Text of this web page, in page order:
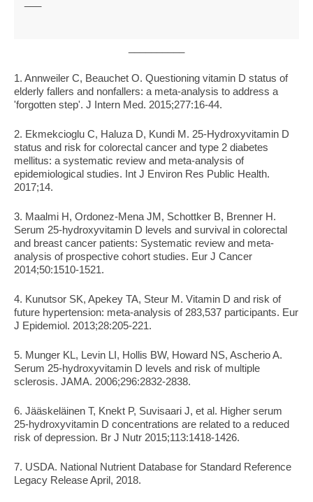
1. Annweiler C, Beauchet O. Questioning vitamin D status of
elderly fallers and nonfallers: a meta-analysis to address a
'forgotten step'. J Intern Med. 2015;277:16-44.
2. Ekmekcioglu C, Haluza D, Kundi M. 25-Hydroxyvitamin D
status and risk for colorectal cancer and type 2 diabetes
mellitus: a systematic review and meta-analysis of
epidemiological studies. Int J Environ Res Public Health.
2017;14.
3. Maalmi H, Ordonez-Mena JM, Schottker B, Brenner H.
Serum 25-hydroxyvitamin D levels and survival in colorectal
and breast cancer patients: Systematic review and meta-
analysis of prospective cohort studies. Eur J Cancer
2014;50:1510-1521.
4. Kunutsor SK, Apekey TA, Steur M. Vitamin D and risk of
future hypertension: meta-analysis of 283,537 participants. Eur
J Epidemiol. 2013;28:205-221.
5. Munger KL, Levin LI, Hollis BW, Howard NS, Ascherio A.
Serum 25-hydroxyvitamin D levels and risk of multiple
sclerosis. JAMA. 2006;296:2832-2838.
6. Jääskeläinen T, Knekt P, Suvisaari J, et al. Higher serum
25-hydroxyvitamin D concentrations are related to a reduced
risk of depression. Br J Nutr 2015;113:1418-1426.
7. USDA. National Nutrient Database for Standard Reference
Legacy Release April, 2018.